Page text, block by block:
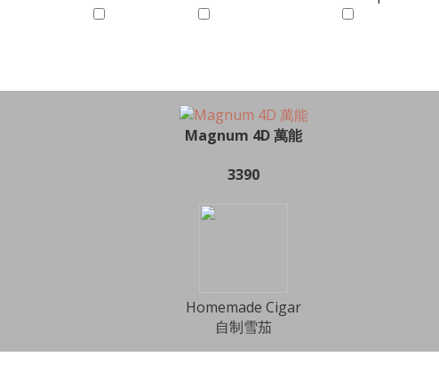
Magnum 4D 萬能
3390
Homemade Cigar
自制雪茄